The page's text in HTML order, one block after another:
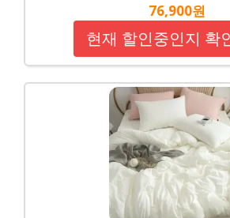
76,900원
현재 할인중인지 확